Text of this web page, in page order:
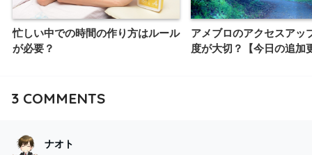
忙しい中での時間の作り方はルール
が必要？
アメブロのアクセスアッ
度が大切？【今日の追加
3COMMENTS
ナオト